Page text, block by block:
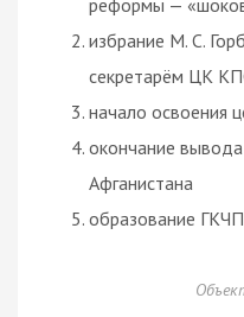
избрание М. С.
секретарём ЦК
начало освоения
окончание вывода
Афганистана
образование ГКЧП